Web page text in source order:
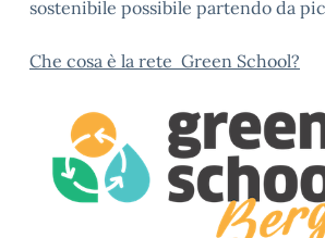
sostenibile possibile partendo da
Che cosa è la rete Green School?